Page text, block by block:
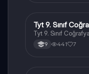
Coğrafya
Tyt 9. Sınıf
Tyt 9. Sınıf
9 441 7